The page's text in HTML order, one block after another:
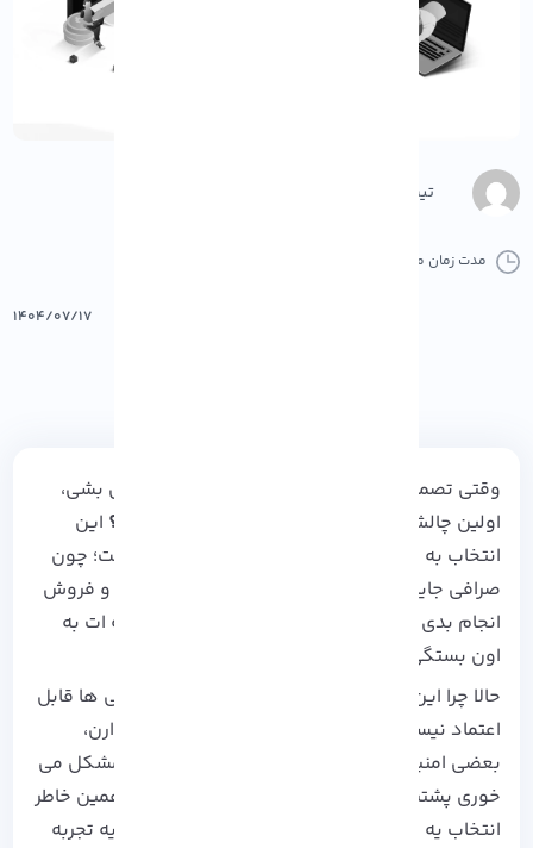
تیم محتوا
مدت زمان مطالعه :
۱۴۰۴/۰۷/۱۷
وقتی تصمیم می‌ گیری وارد دنیای ارزهای دیجیتال بشی،
اولین چالش اینه که
کدوم صرافی رو انتخاب کنم؟ این
انتخاب به ظاهر ساده، یکی از مهم‌ترین قدم‌هاست؛ چون
صرافی جاییه که قراره پولت رو واردش کنی، خرید و فروش
انجام بدی و در واقع بخش زیادی از امنیت سرمایه‌ ات به
اون بستگی داره.
حالا چرا این موضوع انقدر مهمه؟ چون همه‌ صرافی‌ ها قابل
اعتماد نیستن. بعضی کارمزدهای عجیب و غریب دارن،
بعضی امنیت بالایی ندارن و بعضیا هم وقتی به مشکل می‌
خوری پشتیبانی درست و حسابی ارائه نمیدن. به همین خاطر
انتخاب یه صرافی معتبر میتونه تفاوت بزرگی بین یه تجربه